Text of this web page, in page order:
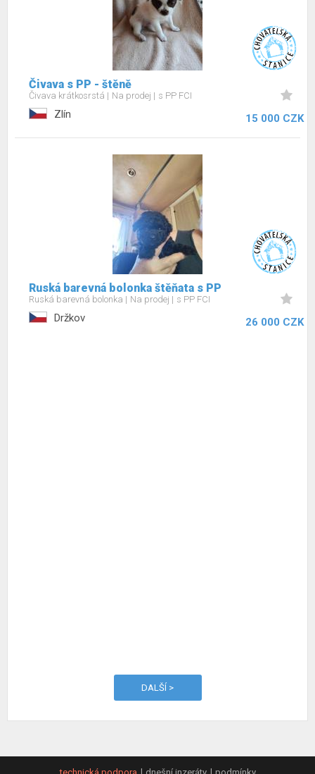
Čivava s PP - štěně
Čivava krátkosrstá Na prodej s PP FCI
Zlín 15 000 CZK
Ruská barevná bolonka štěňata s PP
Ruská barevná bolonka Na prodej s PP FCI
Držkov 26 000 CZK
DALŠÍ >